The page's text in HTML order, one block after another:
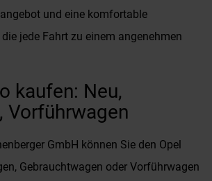
und eine komfortable
jede Fahrt zu einem angenehmen
kaufen: Neu,
Vorführwagen
GmbH können Sie den Opel
Gebrauchtwagen oder Vorführwagen